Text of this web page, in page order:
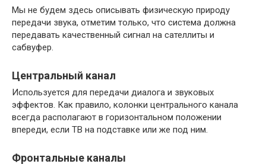
Мы не будем здесь описывать физическую природу
передачи звука, отметим только, что система должна
передавать качественный сигнал на сателлиты и
сабвуфер.
Центральный канал
Используется для передачи диалога и звуковых
эффектов. Как правило, колонки центрального канала
всегда располагают в горизонтальном положении
впереди, если ТВ на подставке или же под ним.
Фронтальные каналы